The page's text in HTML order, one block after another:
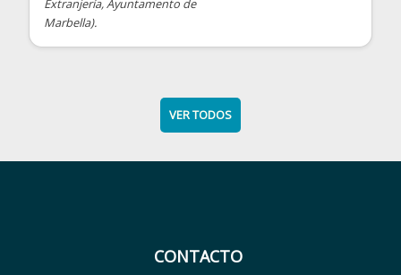
Extranjería, Ayuntamento de
Marbella).
VER TODOS
CONTACTO